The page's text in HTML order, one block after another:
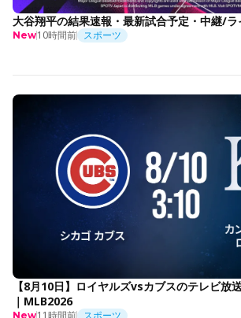
大谷翔平の結果速報・最新試合予定・中継/
New10時間前 スポーツ
【8月10日】ロイヤルズvsカブスのテレビ放
｜MLB2026
New11時間前 スポーツ